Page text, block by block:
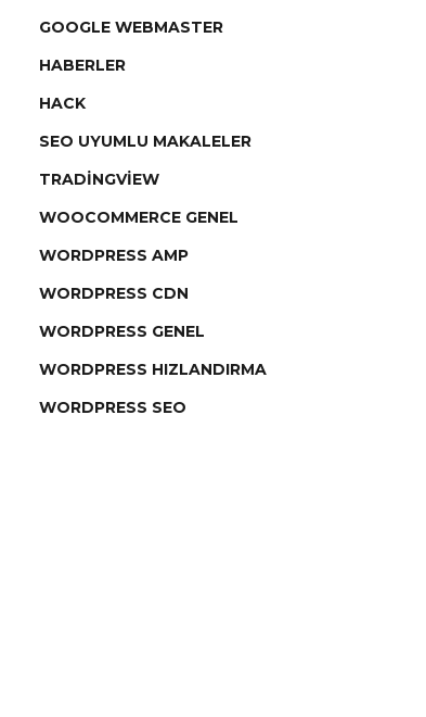
GOOGLE WEBMASTER
HABERLER
HACK
SEO UYUMLU MAKALELER
TRADINGVIEW
WOOCOMMERCE GENEL
WORDPRESS AMP
WORDPRESS CDN
WORDPRESS GENEL
WORDPRESS HIZLANDIRMA
WORDPRESS SEO